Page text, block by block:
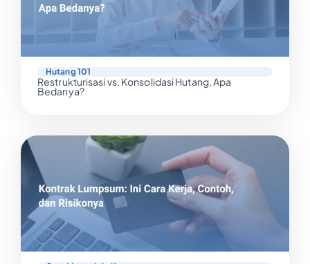
Hutang 101
Restrukturisasi vs. Konsolidasi Hutang, Apa
Bedanya?